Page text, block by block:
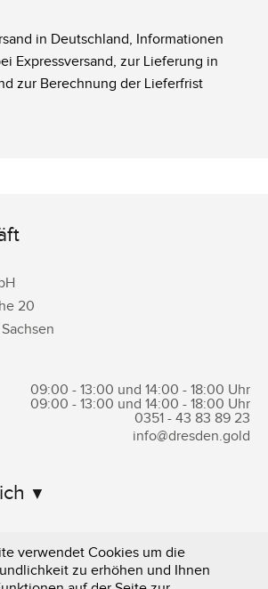
in Deutschland, Informationen
Expressversand, zur Lieferung in
zur Berechnung der Lieferfrist
20
Sachsen
09:00 - 13:00 und 14:00 - 18:00 Uhr
09:00 - 13:00 und 14:00 - 18:00 Uhr
0351 - 43 83 89 23
info@dresden.gold
verwendet Cookies um die
zu erhöhen und Ihnen